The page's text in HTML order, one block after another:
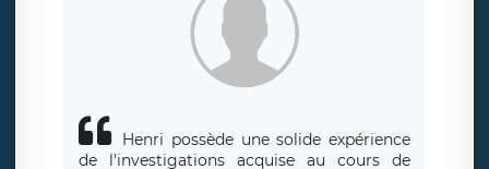
Henri possède une solide expérience
de l'investigations acquise au cours de